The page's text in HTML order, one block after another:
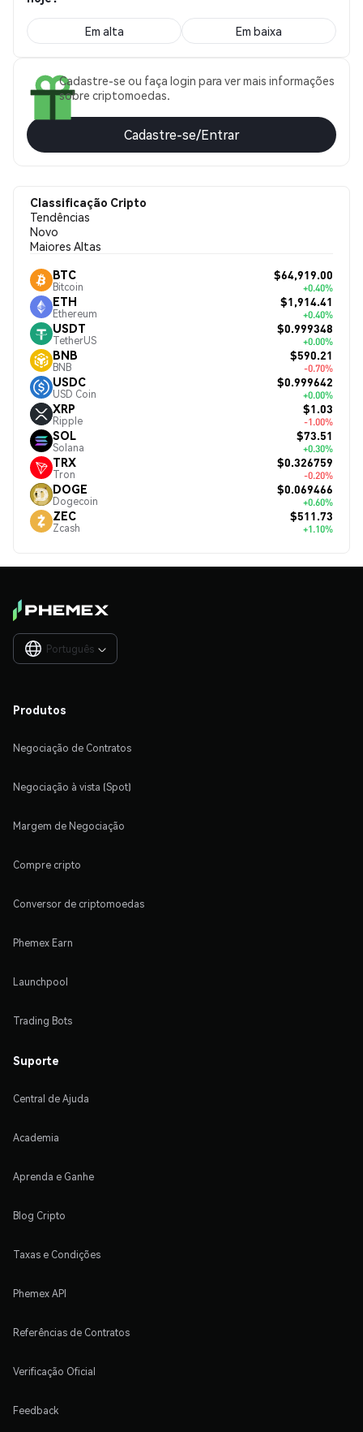
Em alta Em baixa
Cadastre-se ou faça login para ver mais informações
sobre criptomoedas.
Cadastre-se/Entrar
Classificação Cripto
Tendências
Novo
Maiores Altas
BTC
Bitcoin
$64,919.00
+0.40%
ETH
Ethereum
$1,914.41
+0.40%
USDT
TetherUS
$0.999348
+0.00%
BNB
BNB
$590.21
-0.70%
USDC
USD Coin
$0.999642
+0.00%
XRP
Ripple
$1.03
-1.00%
SOL
Solana
$73.51
+0.30%
TRX
Tron
$0.326759
-0.20%
DOGE
Dogecoin
$0.069466
+0.60%
ZEC
Zcash
$511.73
+1.10%
Português 
Produtos
Negociação de Contratos
Negociação à vista (Spot)
Margem de Negociação
Compre cripto
Conversor de criptomoedas
Phemex Earn
Launchpool
Trading Bots
Suporte
Central de Ajuda
Academia
Aprenda e Ganhe
Blog Cripto
Taxas e Condições
Phemex API
Referências de Contratos
Verificação Oficial
Feedback